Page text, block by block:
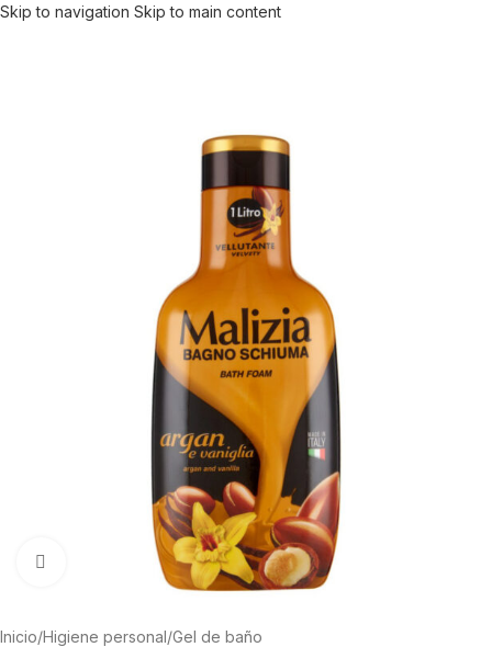
Skip to navigation Skip to main content
Haga Click para agrandar
Inicio/Higiene personal/Gel de baño